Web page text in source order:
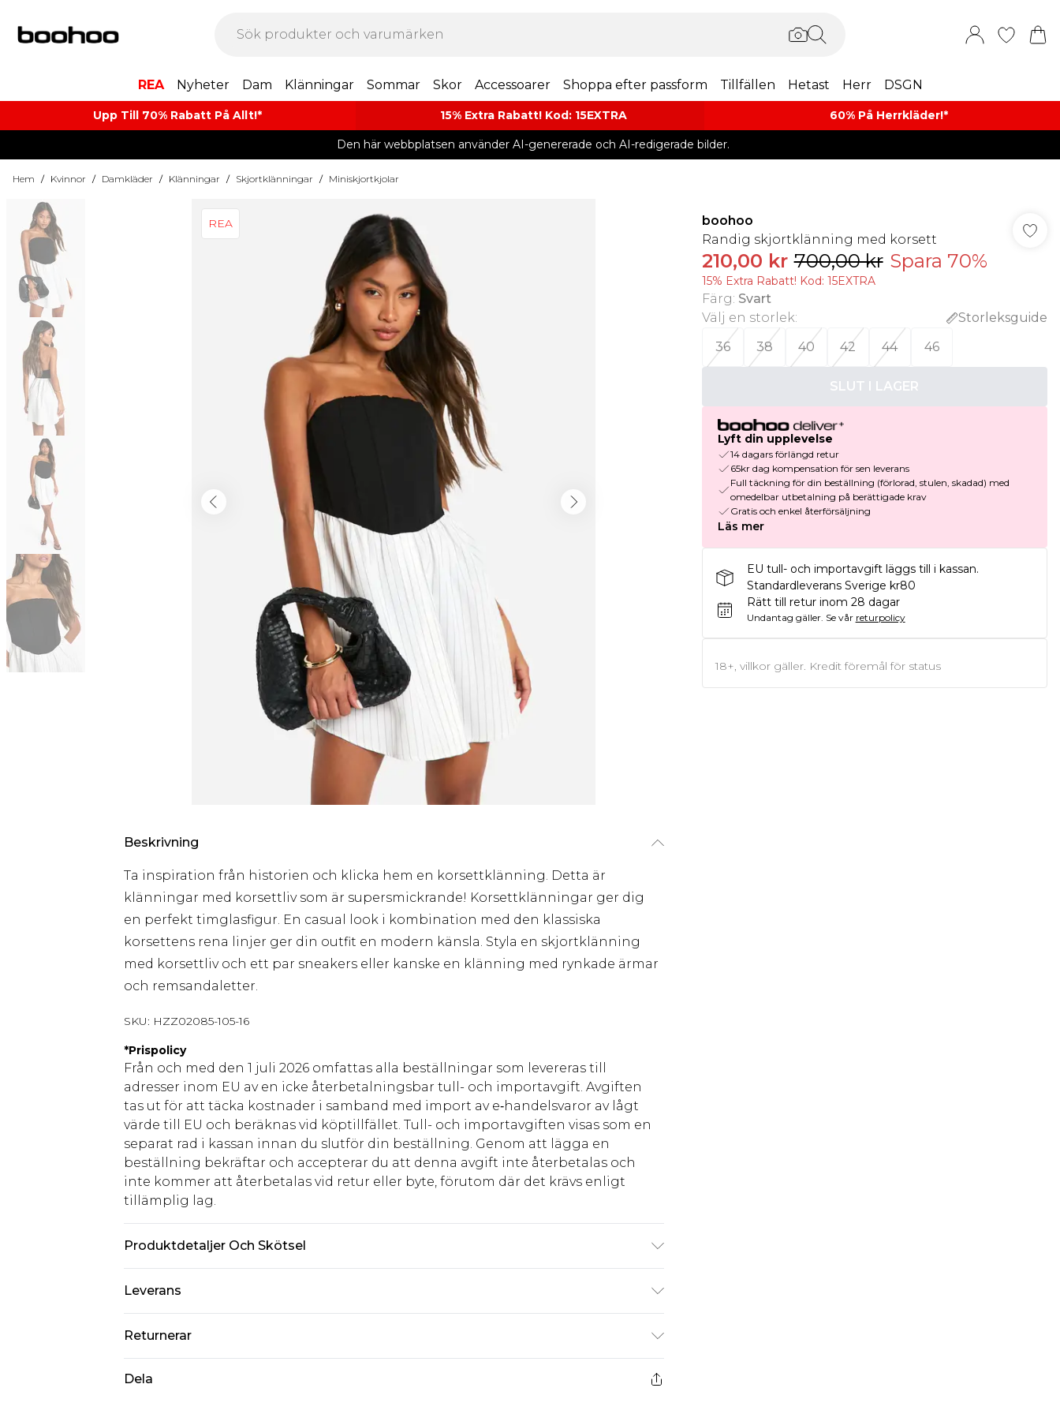
REA Nyheter Dam Klänningar Sommar Skor Accessoarer Shoppa efter passform Tillfällen Hetast Herr DSGN
Upp Till 70% Rabatt På Allt!* 15% Extra Rabatt! Kod: 15EXTRA 60% På Herrkläder!*​
Den här webbplatsen använder AI-genererade och AI-redigerade bilder.
Hem / Kvinnor / Damkläder / Klänningar / Skjortklänningar / Miniskjortkjolar
REA
Beskrivning
Ta inspiration från historien och klicka hem en korsettklänning. Detta är
klänningar med korsettliv som är supersmickrande! Korsettklänningar ger dig
en perfekt timglasfigur. En casual look i kombination med den klassiska
korsettens rena linjer ger din outfit en modern känsla. Styla en skjortklänning
med korsettliv och ett par sneakers eller kanske en klänning med rynkade ärmar
och remsandaletter.
SKU: HZZ02085-105-16
*Prispolicy
Från och med den 1 juli 2026 omfattas alla beställningar som levereras till
adresser inom EU av en icke återbetalningsbar tull- och importavgift. Avgiften
tas ut för att täcka kostnader i samband med import av e‑handelsvaror av lågt
värde till EU och beräknas vid köptillfället. Tull- och importavgiften visas som en
separat rad i kassan innan du slutför din beställning. Genom att lägga en
beställning bekräftar och accepterar du att denna avgift inte återbetalas och
inte kommer att återbetalas vid retur eller byte, förutom där det krävs enligt
tillämplig lag.
Produktdetaljer Och Skötsel
Leverans
Standardleverans Sverige
kr80
Expressleverans Sverige
kr239
Returnerar
Dela
boohoo
Randig skjortklänning med korsett
210,00 kr 700,00 kr Spara 70%
15% Extra Rabatt! Kod: 15EXTRA
Färg: Svart
Välj en storlek:
Storleksguide
36
38 40 42 44 46
SLUT I LAGER
Lyft din upplevelse
14 dagars förlängd retur
65kr dag kompensation för sen leverans
Full täckning för din beställning (förlorad, stulen, skadad) med
omedelbar utbetalning på berättigade krav
Gratis och enkel återförsäljning
Läs mer
EU tull- och importavgift läggs till i kassan.
Standardleverans Sverige kr80
Rätt till retur inom 28 dagar
Undantag gäller. Se vår returpolicy
18+, villkor gäller. Kredit föremål för status